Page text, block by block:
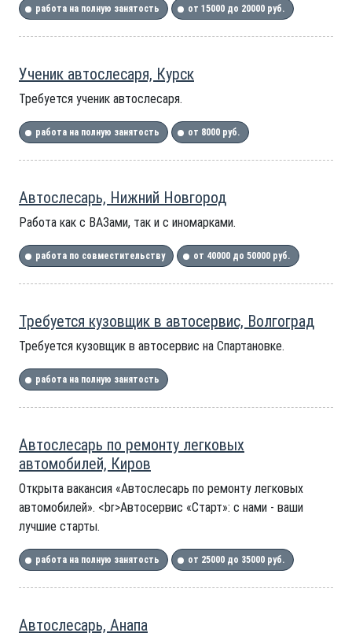
работа на полную занятость от 15000 до 20000 руб.
Ученик автослесаря, Курск
Требуется ученик автослесаря.
работа на полную занятость от 8000 руб.
Автослесарь, Нижний Новгород
Работа как с ВАЗами, так и с иномарками.
работа по совместительству от 40000 до 50000 руб.
Требуется кузовщик в автосервис, Волгоград
Требуется кузовщик в автосервис на Спартановке.
работа на полную занятость
Автослесарь по ремонту легковых
автомобилей, Киров
Открыта вакансия «Автослесарь по ремонту легковых
автомобилей». <br>Автосервис «Старт»: с нами - ваши
лучшие старты.
работа на полную занятость от 25000 до 35000 руб.
Автослесарь, Анапа